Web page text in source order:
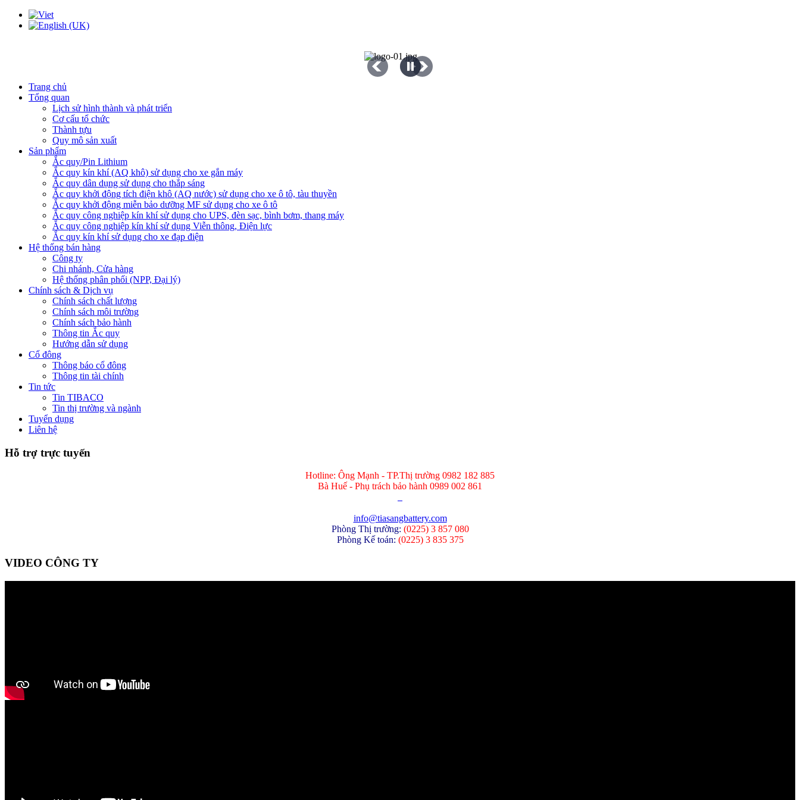
Trang chủ
Tổng quan
Lịch sử hình thành và phát triển
Cơ cấu tổ chức
Thành tựu
Quy mô sản xuất
Sản phẩm
Ắc quy/Pin Lithium
Ắc quy kín khí (AQ khô) sử dụng cho xe gắn máy
Ắc quy dân dụng sử dụng cho thắp sáng
Ắc quy khởi động tích điện khô (AQ nước) sử dụng cho xe ô tô, tàu thuyền
Ắc quy khởi động miễn bảo dưỡng MF sử dụng cho xe ô tô
Ắc quy công nghiệp kín khí sử dụng cho UPS, đèn sạc, bình bơm, thang máy
Ắc quy công nghiệp kín khí sử dụng Viễn thông, Điện lực
Ắc quy kín khí sử dụng cho xe đạp điện
Hệ thống bán hàng
Công ty
Chi nhánh, Cửa hàng
Hệ thống phân phối (NPP, Đại lý)
Chính sách & Dịch vụ
Chính sách chất lượng
Chính sách môi trường
Chính sách bảo hành
Thông tin Ắc quy
Hướng dẫn sử dụng
Cổ đông
Thông báo cổ đông
Thông tin tài chính
Tin tức
Tin TIBACO
Tin thị trường và ngành
Tuyển dụng
Liên hệ
Hỗ trợ trực tuyến
Hotline: Ông Mạnh - TP.Thị trường 0982 182 885
Bà Huế - Phụ trách bảo hành 0989 002 861
info@tiasangbattery.com
Phòng Thị trường: (0225) 3 857 080
Phòng Kế toán: (0225) 3 835 375
VIDEO CÔNG TY